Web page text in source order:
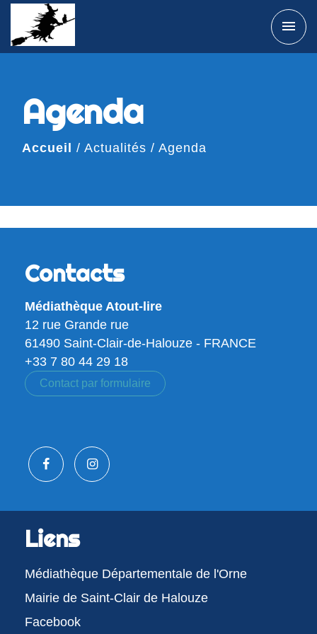
menu
Agenda
Accueil / Actualités / Agenda
Contacts
Médiathèque Atout-lire
12 rue Grande rue
61490 Saint-Clair-de-Halouze - FRANCE
+33 7 80 44 29 18
Contact par formulaire
Liens
Médiathèque Départementale de l'Orne
Mairie de Saint-Clair de Halouze
Facebook